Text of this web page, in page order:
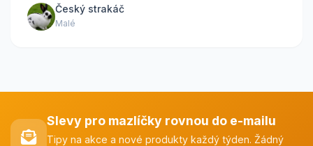
Český strakáč
Malé
Slevy pro mazlíčky rovnou do e-mailu
Tipy na akce a nové produkty každý týden. Žádný